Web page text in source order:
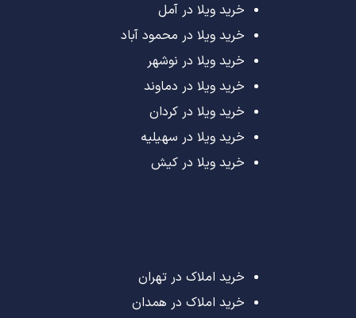
خرید ویلا در آمل
خرید ویلا در محمود آباد
خرید ویلا در نوشهر
خرید ویلا در دماوند
خرید ویلا در کردان
خرید ویلا در سهیلیه
خرید ویلا در کیش
خرید املاک در تهران
خرید املاک در همدان